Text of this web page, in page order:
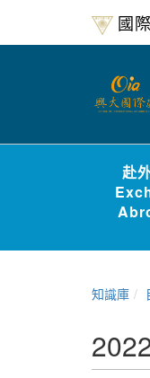
國
赴
知識庫